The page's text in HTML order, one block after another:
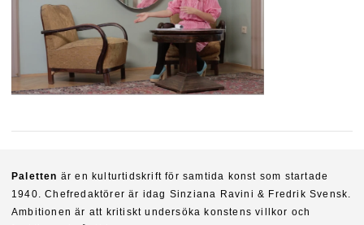
Paletten är en kulturtidskrift för samtida konst som startade
1940. Chefredaktörer är idag Sinziana Ravini & Fredrik Svensk.
Ambitionen är att kritiskt undersöka konstens villkor och